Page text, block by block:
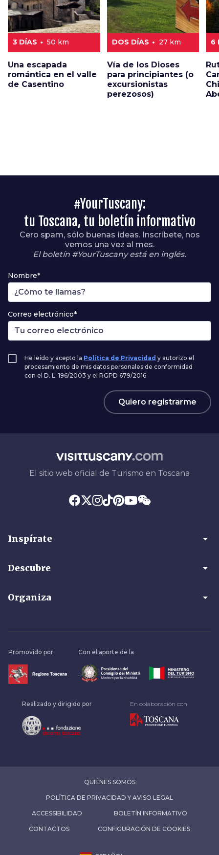
3 DÍAS 50 km
Una escapada
romántica en el valle
de Casentino
DOS DÍAS 27 km
Vía de los Dioses
para principiantes (o
excursionistas
perezosos)
6
#YourTuscany:
tu Toscana, tu boletín informativo
Cero spam, sólo buenas ideas. Inscríbete, nos
vemos una vez al mes.
El boletín #YourTuscany está en inglés.
Nombre*
Correo electrónico*
He leído y acepto la Política de Privacidad y autorizo el
procesamiento de mis datos personales de conformidad
con el D. L. 196/2003 y el RGPD 679/2016
Quiero registrarme
El sitio web oficial de Turismo en Toscana
Inspírate arrow_drop_down
Descubre arrow_drop_down
Organiza arrow_drop_down
Promovido por Con el aporte de la
.
Realizado y dirigido por En colaboración con
QUIÉNES SOMOS
POLÍTICA DE PRIVACIDAD Y AVISO LEGAL
ACCESSIBILIDAD BOLETÍN INFORMATIVO
CONTACTOS CONFIGURACIÓN DE COOKIES